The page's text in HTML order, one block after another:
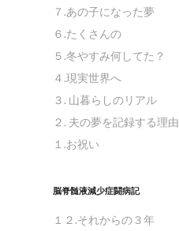
７.あの子になった夢
６.たくさんの
５.冬やすみ何してた？
４.現実世界へ
３. 山暮らしのリアル
２. 夫の夢を記録する理由
１.お祝い
脳脊髄液減少症闘病記
１２.それからの３年